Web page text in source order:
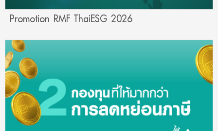
Promotion RMF ThaiESG 2026